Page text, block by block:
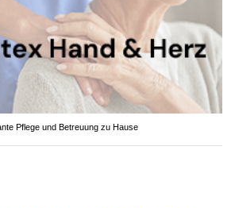
Pflege und Betreuung zu Hause